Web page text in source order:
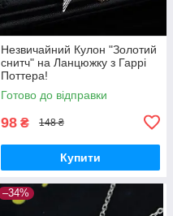
Незвичайний Кулон "Золотий
снитч" на Ланцюжку з Гаррі
Поттера!
Готово до відправки
98 ₴ 148 ₴
Купити
–34%